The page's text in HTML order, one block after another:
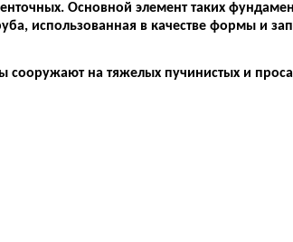
Основной элемент таких
использованная в качестве формы и
сооружают на тяжелых пучинистых и